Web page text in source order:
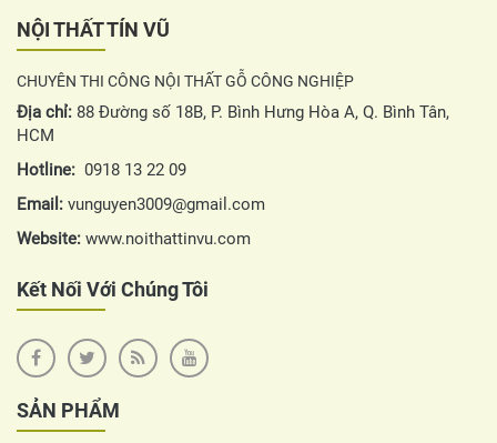
NỘI THẤT TÍN VŨ
CHUYÊN THI CÔNG NỘI THẤT GỖ CÔNG NGHIỆP
Địa chỉ: 88 Đường số 18B, P. Bình Hưng Hòa A, Q. Bình Tân,
HCM
Hotline: 0918 13 22 09
Email: vunguyen3009@gmail.com
Website: www.noithattinvu.com
Kết Nối Với Chúng Tôi
SẢN PHẨM